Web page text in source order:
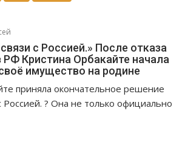
с Россией.» После отказа
РФ Кристина Орбакайте начала
имущество на родине
приняла окончательное решение
Россией. ? Она не только официально